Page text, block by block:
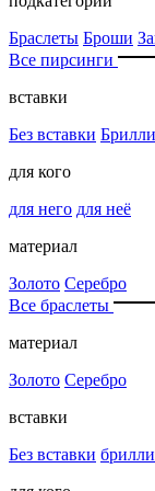
Браслеты Броши
Все пирсинги
вставки
Без вставки
для кого
для него для неё
материал
Золото Серебро
Все браслеты
материал
Золото Серебро
вставки
Без вставки